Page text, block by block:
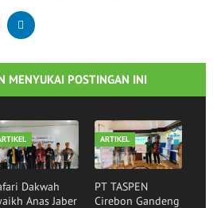
MENYUKAI POSTINGAN INI
Dakwah
Anas Jaber
ARTIKEL
PT TASPEN
Cirebon Gandeng